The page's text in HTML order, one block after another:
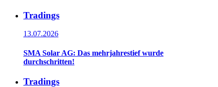
Tradings
13.07.2026
SMA Solar AG: Das mehrjahrestief wurde
durchschritten!
Tradings